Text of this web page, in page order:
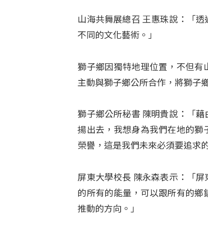
山海共舞展總召 王惠珠說：「
不同的文化藝術。」
獅子鄉因獨特地理位置，不但
主動與獅子鄉公所合作，將獅子
獅子鄉公所秘書 陳明貴說：「
揚出去，我想身為我們在地的獅
榮譽，這是我們未來必須要追求
屏東大學校長 陳永森表示：「
的所有的能量，可以跟所有的
推動的方向。」